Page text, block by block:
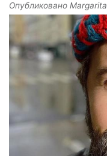
Опубликовано Margarita